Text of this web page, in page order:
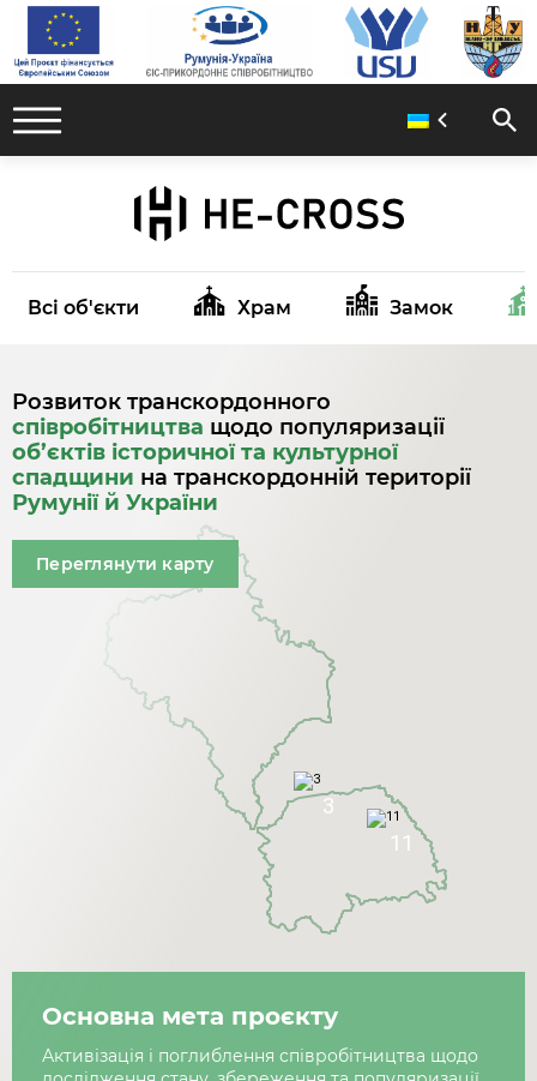
Всі об'єкти Храм Замок
11
3
Розвиток транскордонного
співробітництва щодо популяризації
об’єктів історичної та культурної
спадщини на транскордонній території
Румунії й України
Переглянути карту
Основна мета проєкту
Активізація і поглиблення співробітництва щодо